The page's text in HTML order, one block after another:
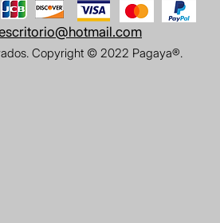
Copyright © 2022 Pagaya®.